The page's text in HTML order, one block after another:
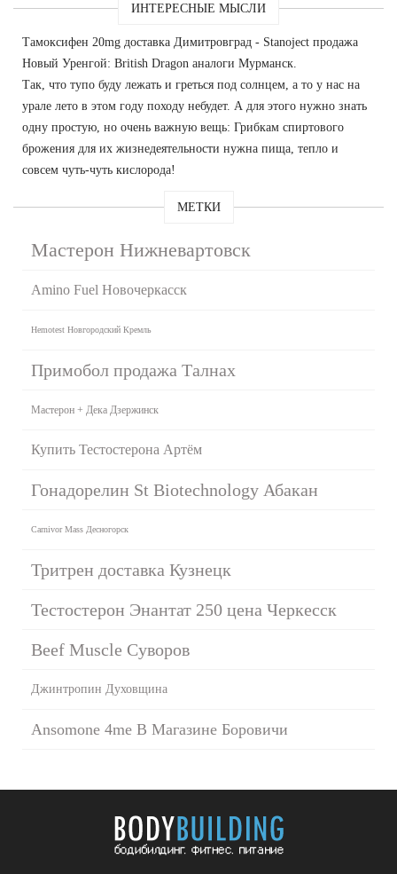
ИНТЕРЕСНЫЕ МЫСЛИ
Тамоксифен 20mg доставка Димитровград - Stanoject продажа
Новый Уренгой: British Dragon аналоги Мурманск.
Так, что тупо буду лежать и греться под солнцем, а то у нас на
урале лето в этом году походу небудет. А для этого нужно знать
одну простую, но очень важную вещь: Грибкам спиртового
брожения для их жизнедеятельности нужна пища, тепло и
совсем чуть-чуть кислорода!
МЕТКИ
Мастерон Нижневартовск
Amino Fuel Новочеркасск
Hemotest Новгородский Кремль
Примобол продажа Талнах
Мастерон + Дека Дзержинск
Купить Тестостерона Артём
Гонадорелин St Biotechnology Абакан
Carnivor Mass Десногорск
Тритрен доставка Кузнецк
Тестостерон Энантат 250 цена Черкесск
Beef Muscle Суворов
Джинтропин Духовщина
Ansomone 4me В Магазине Боровичи